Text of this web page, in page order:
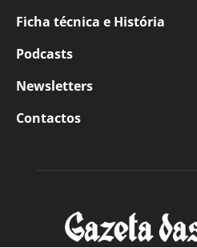
Ficha técnica e História
Podcasts
Newsletters
Contactos